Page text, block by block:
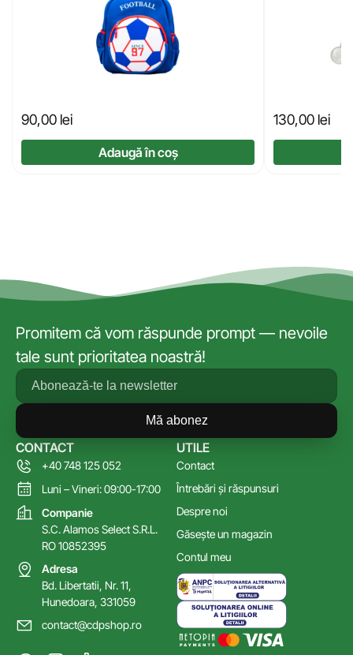
90,00 lei
Adaugă în coș
130,00 lei
Promitem că vom răspunde prompt — nevoile
tale sunt prioritatea noastră!
Mă abonez
UTILE
Contact
Întrebări și răspunsuri
Despre noi
Găsește un magazin
Contul meu
CONTACT
+40 748 125 052
Luni – Vineri: 09:00-17:00
Companie
S.C. Alamos Select S.R.L.
RO 10852395
Adresa
Bd. Libertatii, Nr. 11,
Hunedoara, 331059
contact@cdpshop.ro